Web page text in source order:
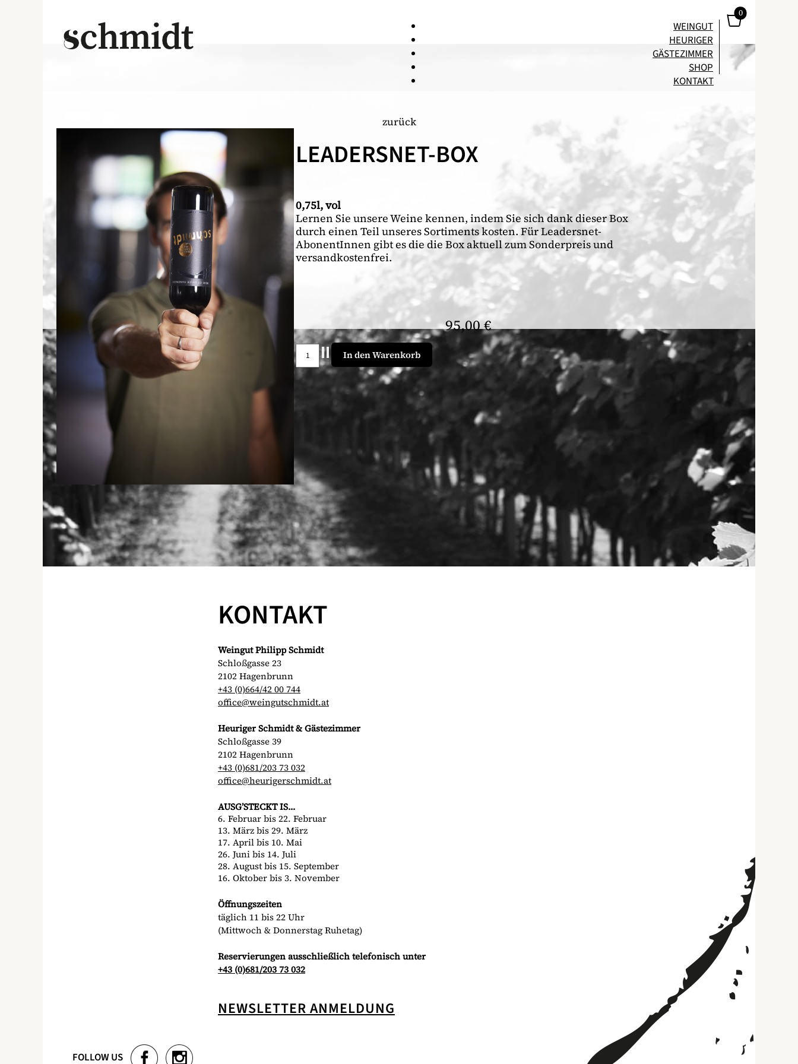
WEINGUT
HEURIGER
GÄSTEZIMMER
SHOP
KONTAKT
0
zurück
LEADERSNET-BOX
0,75l, vol
Lernen Sie unsere Weine kennen, indem Sie sich dank dieser Box
durch einen Teil unseres Sortiments kosten. Für Leadersnet-
AbonentInnen gibt es die die Box aktuell zum Sonderpreis und
versandkostenfrei.
95,00 €
KONTAKT
Weingut Philipp Schmidt
Schloßgasse 23
2102 Hagenbrunn
+43 (0)664/42 00 744
office@weingutschmidt.at
Heuriger Schmidt & Gästezimmer
Schloßgasse 39
2102 Hagenbrunn
+43 (0)681/203 73 032
office@heurigerschmidt.at
AUSG’STECKT IS…
6. Februar bis 22. Februar
13. März bis 29. März
17. April bis 10. Mai
26. Juni bis 14. Juli
28. August bis 15. September
16. Oktober bis 3. November
Öffnungszeiten
täglich 11 bis 22 Uhr
(Mittwoch & Donnerstag Ruhetag)
Reservierungen ausschließlich telefonisch unter
+43 (0)681/203 73 032
NEWSLETTER ANMELDUNG
FOLLOW US